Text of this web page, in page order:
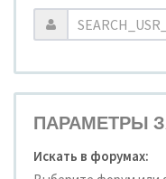
ПАРАМЕТРЫ
Искать в форумах: